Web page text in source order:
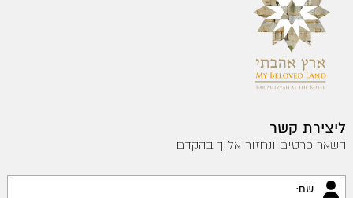
ליצירת קשר
השאר פרטים ונחזור אליך בהקדם